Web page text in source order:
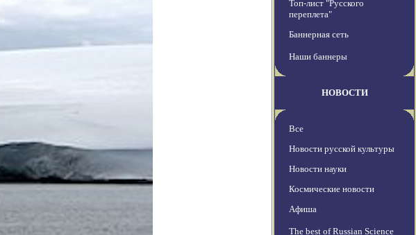
Топ-лист "Русского
переплета"
Баннерная сеть
Наши баннеры
НОВОСТИ
Все
Новости русской культуры
Новости науки
Космические новости
Афиша
The best of Russian Science